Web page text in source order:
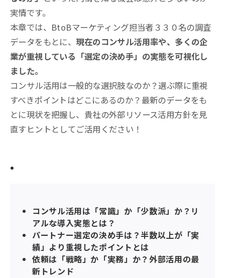
実情です。
本章では、BtoBマーケティング担当者３３０名の調査
データをもとに、現在のコンサル活用率や、多くの企
業が重視している「選定の決め手」の実態を可視化し
ました。
コンサル活用は一般的な選択肢なのか？選ぶ際に重視
すべきポイントはどこにあるのか？最新のデータをも
とに現状を把握し、貴社の外部リソース活用方針を見
直すヒントとしてご活用ください！
コンサル活用は「常識」か「少数派」か？リ
アルな導入実態とは？
パートナー選定の決め手は？半数以上が「実
績」より重視したポイントとは
依頼は「戦略」か「実務」か？外部活用の最
新トレンド